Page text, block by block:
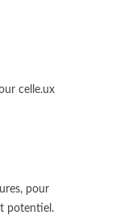
celle.ux
pour
potentiel.